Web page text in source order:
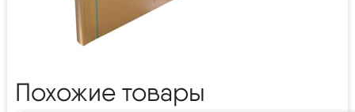
Похожие товары